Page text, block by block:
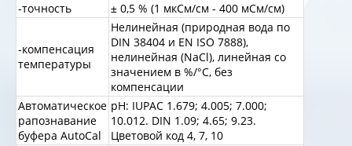
-точность
± 0,5 % (1 мкСм/см - 400 мСм/см)
-компенсация
температуры
Нелинейная (природная вода по
DIN 38404 и EN ISO 7888),
нелинейная (NaCl), линейная со
значением в %/°C, без
компенсации
Автоматическое
рапознавание
буфера AutoCal
pH: IUPAC 1.679; 4.005; 7.000;
10.012. DIN 1.09; 4.65; 9.23.
Цветовой код 4, 7, 10